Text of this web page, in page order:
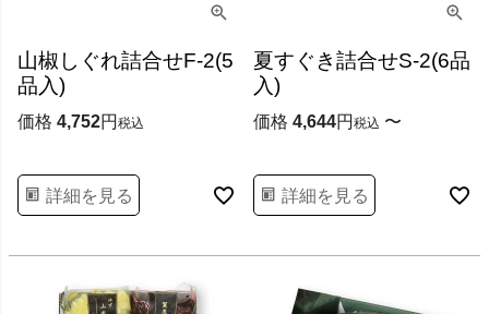
山椒しぐれ詰合せF-2(5
品入)
価格 4,752 税込
詳細を見る
夏すぐき詰合せS-2(6品
入)
価格 4,644 税込 〜
詳細を見る